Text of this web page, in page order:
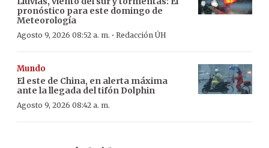
pronóstico para este domingo de
Meteorología
Agosto 9, 2026 08:52 a. m. · Redacción ÚH
Mundo
El este de China, en alerta máxima
ante la llegada del tifón Dolphin
Agosto 9, 2026 08:42 a. m.